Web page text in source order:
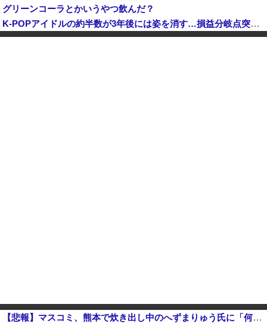
グリーンコーラとかいうやつ飲んだ？
K-POPアイドルの約半数が3年後には姿を消す…損益分岐点突破は4％未満
韓国型イージス搭載の次世代駆逐艦「KDDX」1番艦…2032年竣工と公示！
【悲報】マスコミ、熊本で炊き出し中のへずまりゅう氏に「何でこんなことを？」と質問ｗｗｗｗ